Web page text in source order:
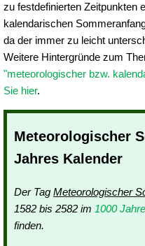
zu festdefinierten Zeitpunkten
kalendarischen
da der immer zu leicht
Weitere Hintergründe zum
"meteorologischer bzw.
Sie hier.
Meteorologischer
Jahres Kalender
Der Tag Meteorologischer
1582 bis 2582 im 1000
finden.